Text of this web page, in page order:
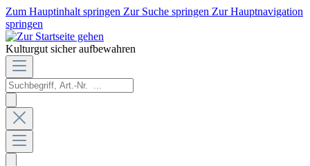
Zum Hauptinhalt springen Zur Suche springen Zur Hauptnavigation
springen
Kulturgut sicher aufbewahren